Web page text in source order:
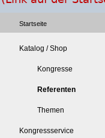
Startseite
Katalog / Shop
Kongresse
Referenten
Themen
Kongressservice